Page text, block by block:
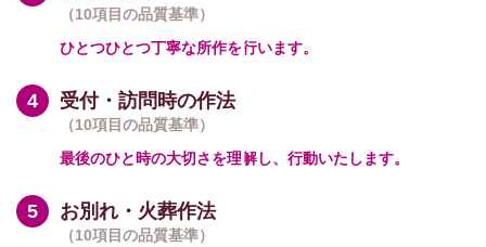
（10項目の品質基準）
ひとつひとつ丁寧な所作を行います。
受付・訪問時の作法
（10項目の品質基準）
最後のひと時の大切さを理解し、行動いたします。
お別れ・火葬作法
（10項目の品質基準）